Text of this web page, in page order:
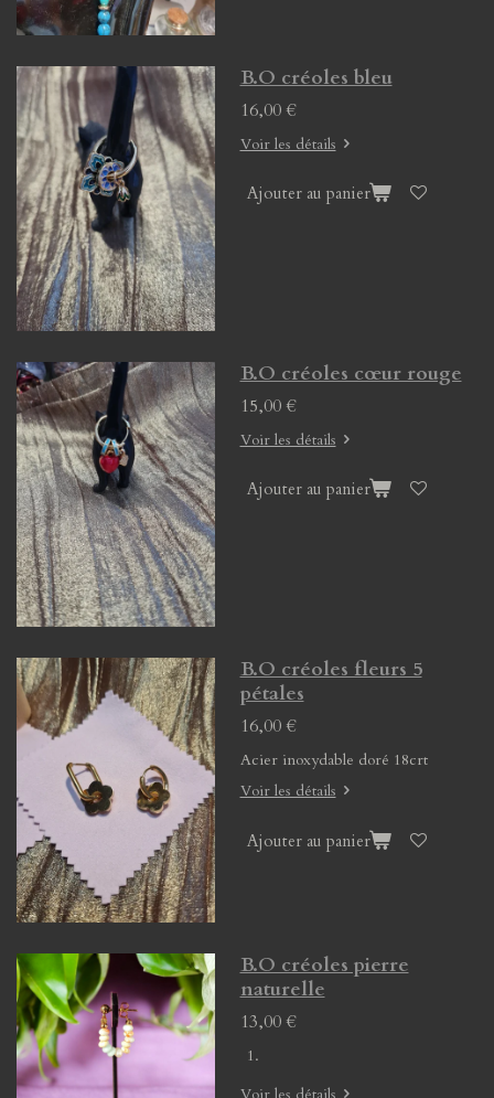
B.O créoles bleu
16,00 €
Voir les détails
Ajouter au panier
B.O créoles cœur rouge
15,00 €
Voir les détails
Ajouter au panier
B.O créoles fleurs 5
pétales
16,00 €
Acier inoxydable doré 18crt
Voir les détails
Ajouter au panier
B.O créoles pierre
naturelle
13,00 €